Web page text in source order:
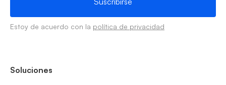
Estoy de acuerdo con la política de privacidad
Soluciones